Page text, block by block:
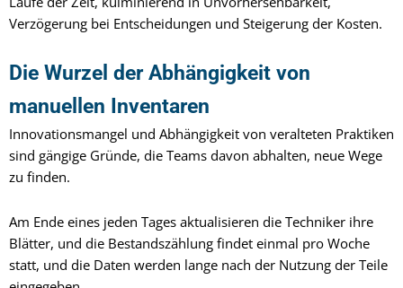
Verzögerung bei Entscheidungen und Steigerung der Kosten.
Die Wurzel der Abhängigkeit von
manuellen Inventaren
Innovationsmangel und Abhängigkeit von veralteten Praktiken
sind gängige Gründe, die Teams davon abhalten, neue Wege
zu finden.
Am Ende eines jeden Tages aktualisieren die Techniker ihre
Blätter, und die Bestandszählung findet einmal pro Woche
statt, und die Daten werden lange nach der Nutzung der Teile